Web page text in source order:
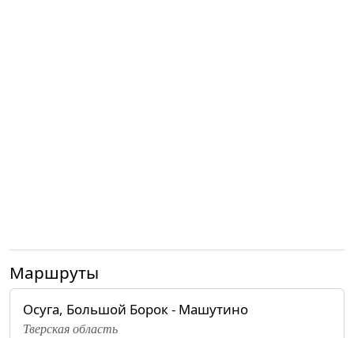
Маршруты
Осуга, Большой Борок - Машутино
Тверская область